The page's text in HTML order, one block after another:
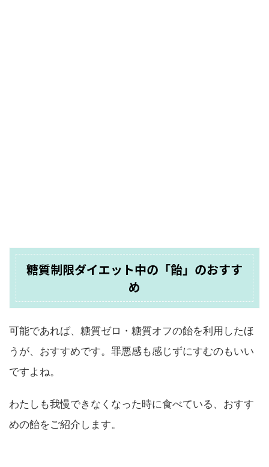
糖質制限ダイエット中の「飴」のおすす
め
可能であれば、糖質ゼロ・糖質オフの飴を利用したほ
うが、おすすめです。罪悪感も感じずにすむのもいい
ですよね。
わたしも我慢できなくなった時に食べている、おすす
めの飴をご紹介します。